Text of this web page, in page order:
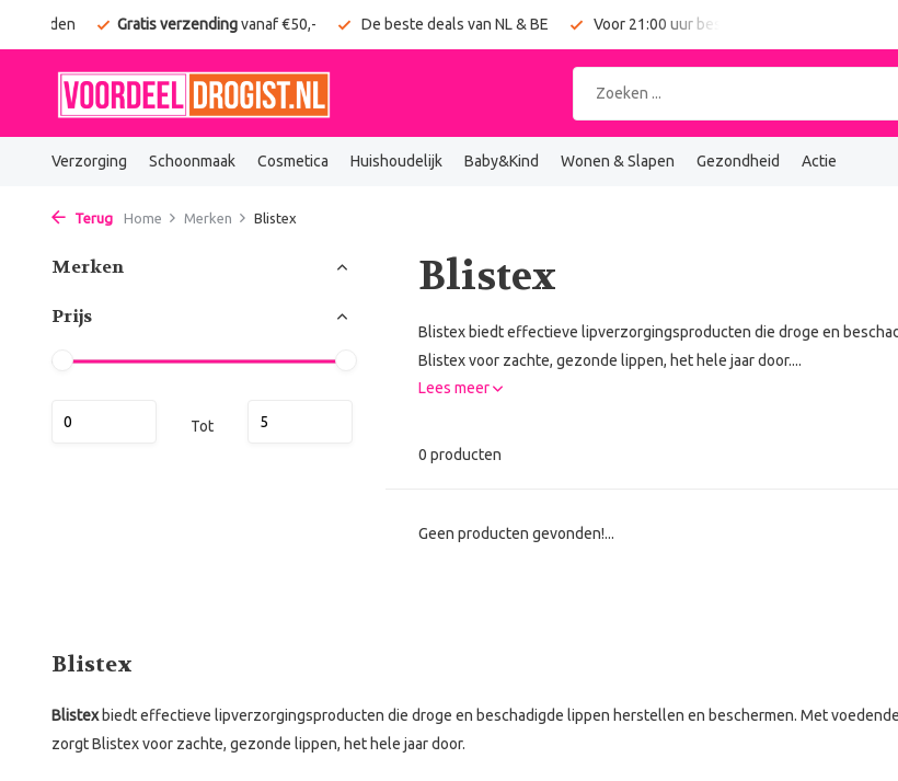
Gratis verzendingvanaf €50,- De beste deals van NL & BE Voor 21:00 uur besteld = vandaag verzonden
Verzorging Schoonmaak Cosmetica Huishoudelijk Baby&Kind Wonen & Slapen Gezondheid Actie
Terug Home Merken Blistex
Merken
Prijs
Tot
Blistex
Blistex biedt effectieve lipverzorgingsproducten die droge en
Blistex voor zachte, gezonde lippen, het hele jaar door....
Lees meer
0 producten
Geen producten gevonden!...
Blistex
Blistexbiedt effectieve lipverzorgingsproducten die droge en beschadigde lippen herstellen en beschermen. Met
zorgt Blistex voor zachte, gezonde lippen, het hele jaar door.